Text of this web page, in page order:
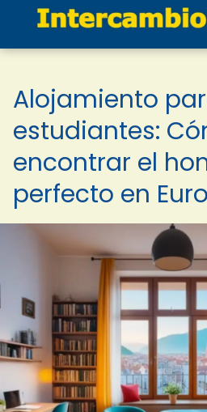
Alojamiento
estudiantes:
encontrar el
perfecto en